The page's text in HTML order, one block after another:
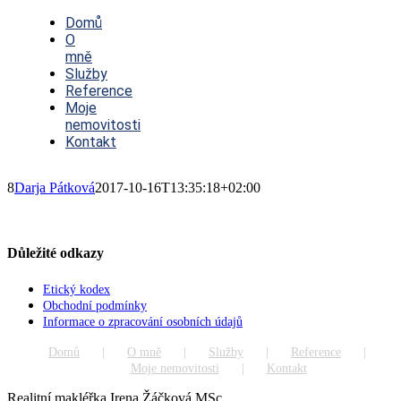
NavigationDomů
O
mně
Služby
Reference
Moje
nemovitosti
Kontakt
8Darja Pátková2017-10-16T13:35:18+02:00
Důležité odkazy
Etický kodex
Obchodní podmínky
Informace o zpracování osobních údajů
Domů O mně Služby
Reference
Moje nemovitosti
Kontakt
Realitní makléřka Irena Žáčková MSc.